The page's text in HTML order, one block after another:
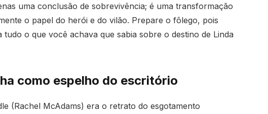
uma conclusão de sobrevivência; é uma transformação
o papel do herói e do vilão. Prepare o fôlego, pois
o que você achava que sabia sobre o destino de Linda
como espelho do escritório
(Rachel McAdams) era o retrato do esgotamento